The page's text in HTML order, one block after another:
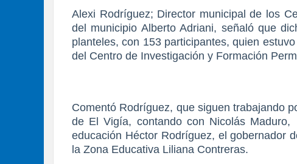
Alexi Rodríguez; Director municipal de los
del municipio Alberto Adriani, señaló que
planteles, con 153 participantes, quien
del Centro de Investigación y Formación
Comentó Rodríguez, que siguen trabajando
de El Vigía, contando con Nicolás
educación Héctor Rodríguez, el gobernador
la Zona Educativa Liliana Contreras.